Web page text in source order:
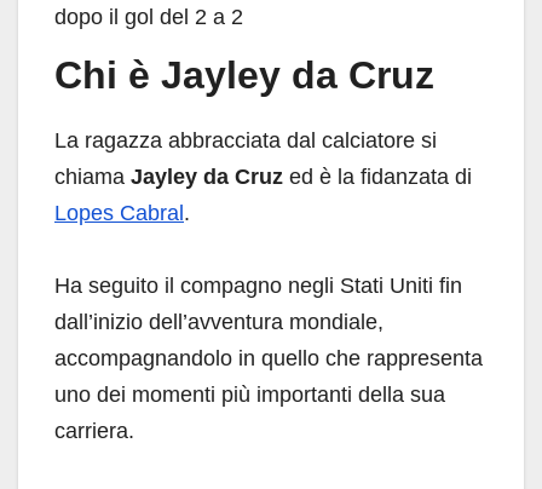
dopo il gol del 2 a 2
Chi è Jayley da Cruz
La ragazza abbracciata dal calciatore si
chiama Jayley da Cruz ed è la fidanzata di
Lopes Cabral.
Ha seguito il compagno negli Stati Uniti fin
dall’inizio dell’avventura mondiale,
accompagnandolo in quello che rappresenta
uno dei momenti più importanti della sua
carriera.